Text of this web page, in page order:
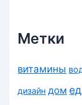
Метки
витамины
дизайн дом